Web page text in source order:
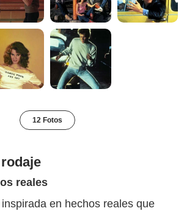
12 Fotos
reales
en hechos reales que